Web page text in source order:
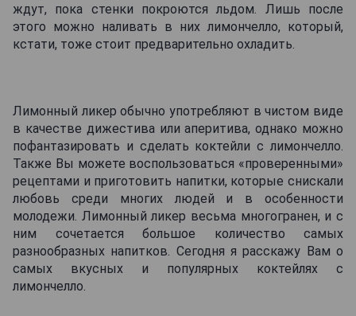
ждут, пока стенки покроются льдом. Лишь после
этого можно наливать в них лимончелло, который,
кстати, тоже стоит предварительно охладить.
Лимонный ликер обычно употребляют в чистом виде
в качестве дижестива или аперитива, однако можно
пофантазировать и сделать коктейли с лимончелло.
Также Вы можете воспользоваться «проверенными»
рецептами и приготовить напитки, которые снискали
любовь среди многих людей и в особенности
молодежи. Лимонный ликер весьма многогранен, и с
ним сочетается большое количество самых
разнообразных напитков. Сегодня я расскажу Вам о
самых вкусных и популярных коктейлях с
лимончелло.